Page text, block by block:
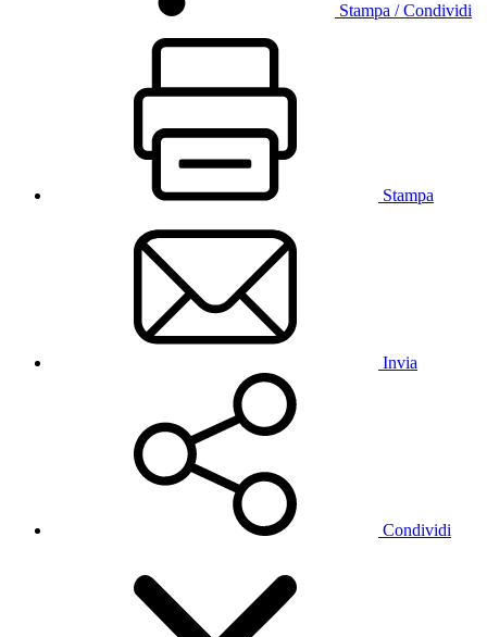
Stampa / Condividi
Stampa
Invia
Condividi